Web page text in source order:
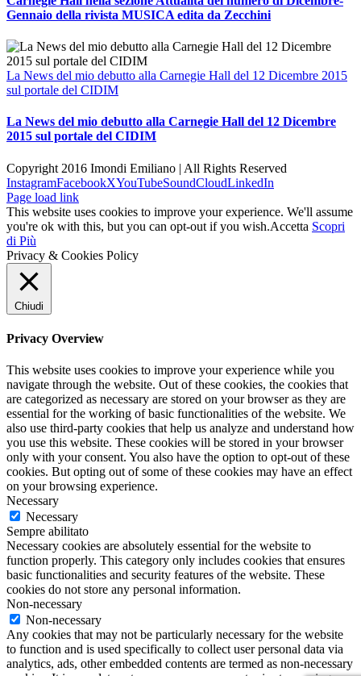
Gennaio della rivista MUSICA edita da Zecchini
La News del mio debutto alla Carnegie Hall del 12 Dicembre 2015
sul portale del CIDIM
La News del mio debutto alla Carnegie Hall del 12 Dicembre
2015 sul portale del CIDIM
Copyright 2016 Imondi Emiliano | All Rights Reserved
InstagramFacebookXYouTubeSoundCloudLinkedIn
Page load link
This website uses cookies to improve your experience. We'll assume
you're ok with this, but you can opt-out if you wish.Accetta Scopri
di Più
Privacy & Cookies Policy
Chiudi
Privacy Overview
This website uses cookies to improve your experience while you
navigate through the website. Out of these cookies, the cookies that
are categorized as necessary are stored on your browser as they are
essential for the working of basic functionalities of the website. We
also use third-party cookies that help us analyze and understand how
you use this website. These cookies will be stored in your browser
only with your consent. You also have the option to opt-out of these
cookies. But opting out of some of these cookies may have an effect
on your browsing experience.
Necessary
Necessary
Sempre abilitato
Necessary cookies are absolutely essential for the website to
function properly. This category only includes cookies that ensures
basic functionalities and security features of the website. These
cookies do not store any personal information.
Non-necessary
Non-necessary
Any cookies that may not be particularly necessary for the website
to function and is used specifically to collect user personal data via
analytics, ads, other embedded contents are termed as non-necessary